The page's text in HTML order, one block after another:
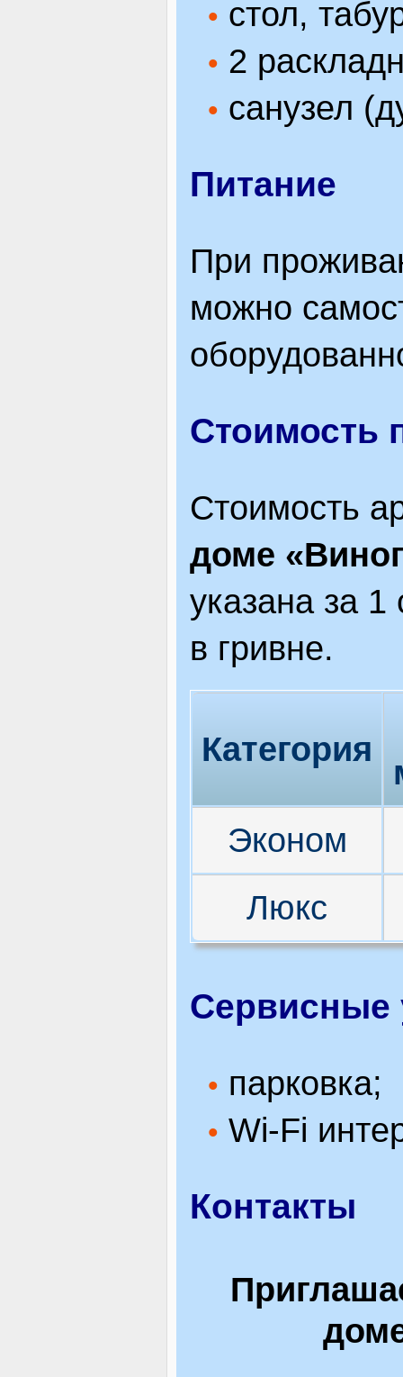
• стол,
• 2
• санузел
Питание
При
можно
Стоимость
Стоимость
доме
указана за
в гривне.
Категория
Эконом
Люкс
Сервисные
• парковка;
• Wi-Fi
Контакты